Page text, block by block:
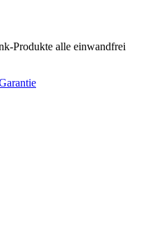
Produkte alle einwandfrei